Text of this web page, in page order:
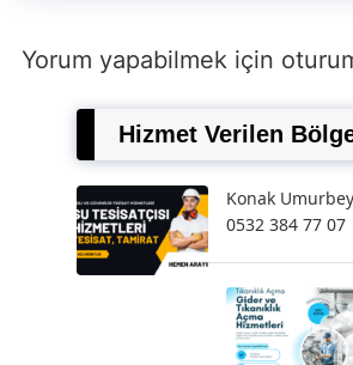
Yorum yapabilmek için
Hizmet Verilen
Konak
0532 384 77 07